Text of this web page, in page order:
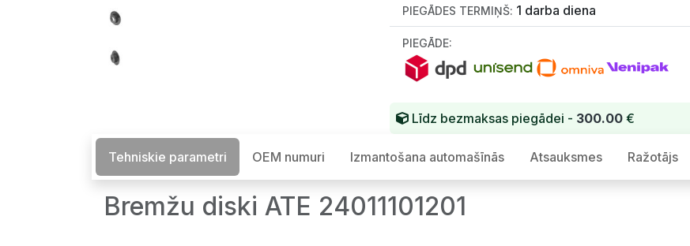
PIEGĀDES TERMIŅŠ: 1 darba diena
PIEGĀDE:
Līdz bezmaksas piegādei - 300.00€
Tehniskie parametri OEM numuri Izmantošana automašīnās Atsauksmes Ražotājs
Bremžu diski ATE 24011101201